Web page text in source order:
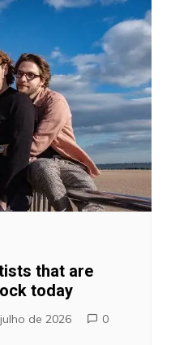
that are
today
de 2026 0